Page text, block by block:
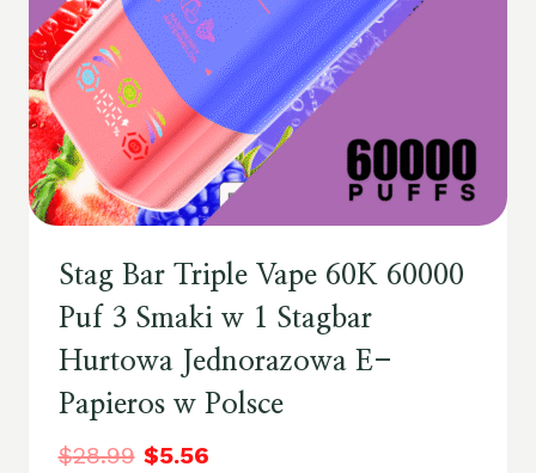
Stag Bar Triple Vape 60K 60000
Puf 3 Smaki w 1 Stagbar
Hurtowa Jednorazowa E-
Papieros w Polsce
$28.99 $5.56